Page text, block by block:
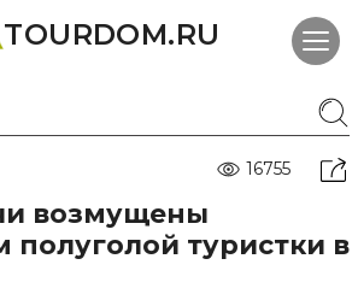
TOURDOM.RU
16755
возмущены
полуголой туристки в